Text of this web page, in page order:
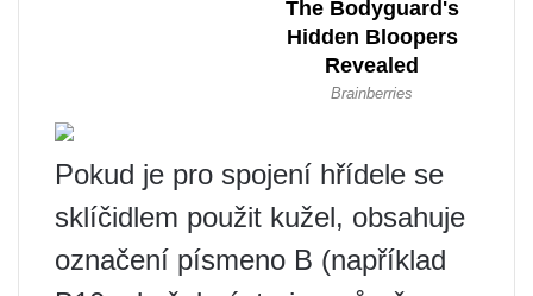
Pokud je pro spojení hřídele se
sklíčidlem použit kužel, obsahuje
označení písmeno B (například